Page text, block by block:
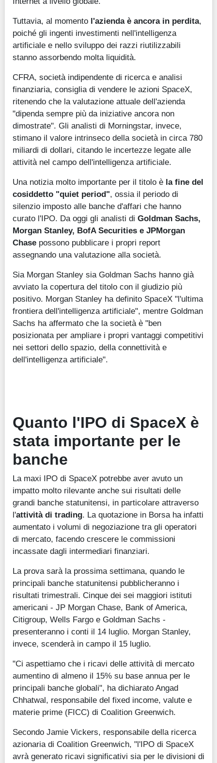
Tuttavia, al momento l'azienda è ancora in perdita,
poiché gli ingenti investimenti nell'intelligenza
artificiale e nello sviluppo dei razzi riutilizzabili
stanno assorbendo molta liquidità.
CFRA, società indipendente di ricerca e analisi
finanziaria, consiglia di vendere le azioni SpaceX,
ritenendo che la valutazione attuale dell'azienda
"dipenda sempre più da iniziative ancora non
dimostrate". Gli analisti di Morningstar, invece,
stimano il valore intrinseco della società in circa 780
miliardi di dollari, citando le incertezze legate alle
attività nel campo dell'intelligenza artificiale.
Una notizia molto importante per il titolo è la fine del
cosiddetto "quiet period", ossia il periodo di
silenzio imposto alle banche d'affari che hanno
curato l'IPO. Da oggi gli analisti di Goldman Sachs,
Morgan Stanley, BofA Securities e JPMorgan
Chase possono pubblicare i propri report
assegnando una valutazione alla società.
Sia Morgan Stanley sia Goldman Sachs hanno già
avviato la copertura del titolo con il giudizio più
positivo. Morgan Stanley ha definito SpaceX "l'ultima
frontiera dell'intelligenza artificiale", mentre Goldman
Sachs ha affermato che la società è "ben
posizionata per ampliare i propri vantaggi competitivi
nei settori dello spazio, della connettività e
dell'intelligenza artificiale".
Quanto l'IPO di SpaceX è
stata importante per le
banche
La maxi IPO di SpaceX potrebbe aver avuto un
impatto molto rilevante anche sui risultati delle
grandi banche statunitensi, in particolare attraverso
l'attività di trading. La quotazione in Borsa ha infatti
aumentato i volumi di negoziazione tra gli operatori
di mercato, facendo crescere le commissioni
incassate dagli intermediari finanziari.
La prova sarà la prossima settimana, quando le
principali banche statunitensi pubblicheranno i
risultati trimestrali. Cinque dei sei maggiori istituti
americani - JP Morgan Chase, Bank of America,
Citigroup, Wells Fargo e Goldman Sachs -
presenteranno i conti il 14 luglio. Morgan Stanley,
invece, scenderà in campo il 15 luglio.
"Ci aspettiamo che i ricavi delle attività di mercato
aumentino di almeno il 15% su base annua per le
principali banche globali", ha dichiarato Angad
Chhatwal, responsabile del fixed income, valute e
materie prime (FICC) di Coalition Greenwich.
Secondo Jamie Vickers, responsabile della ricerca
azionaria di Coalition Greenwich, "l'IPO di SpaceX
avrà generato ricavi significativi sia per le divisioni di